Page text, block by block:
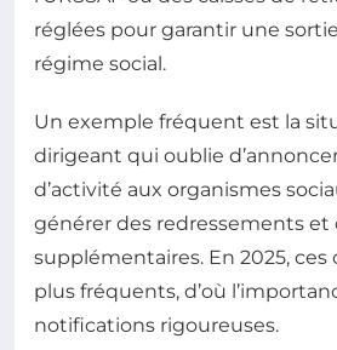
réglées pour garantir une
régime social.
Un exemple fréquent est la
dirigeant qui oublie
d’activité aux organismes
générer des redressements et
supplémentaires. En 2025, ces
plus fréquents, d’où
notifications rigoureuses.